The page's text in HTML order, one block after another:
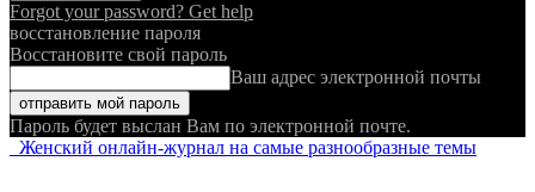
Forgot your password? Get help
восстановление пароля
Восстановите свой пароль
Ваш адрес электронной почты
Пароль будет выслан Вам по электронной почте.
Женский онлайн-журнал на самые разнообразные темы